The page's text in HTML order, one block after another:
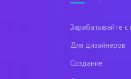
Зарабатывайте с
Для дизайнеров
Создание